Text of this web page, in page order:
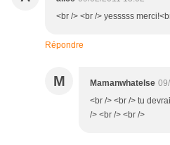
<br /> <br /> yesssss
Répondre
M Mamanwhatelse
<br /> <br /> tu
/> <br /> <br />